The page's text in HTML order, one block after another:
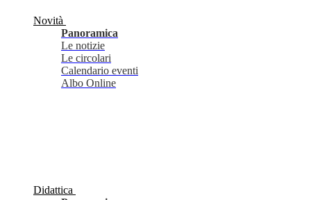
Novità
Panoramica
Le notizie
Le circolari
Calendario eventi
Albo Online
Didattica